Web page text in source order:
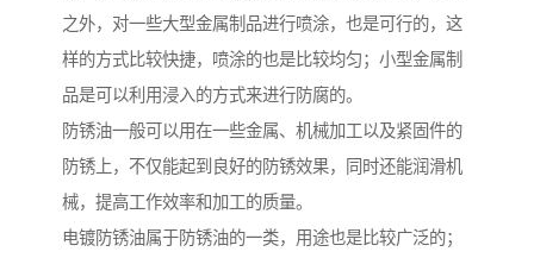
之外，对一些大型金属制品进行喷涂，也是可行的，这
样的方式比较快捷，喷涂的也是比较均匀；小型金属制
品是可以利用浸入的方式来进行防腐的。
防锈油一般可以用在一些金属、机械加工以及紧固件的
防锈上，不仅能起到良好的防锈效果，同时还能润滑机
械，提高工作效率和加工的质量。
电镀防锈油属于防锈油的一类，用途也是比较广泛的；